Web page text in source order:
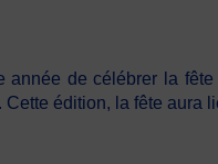
année de célébrer la
Cette édition, la fête